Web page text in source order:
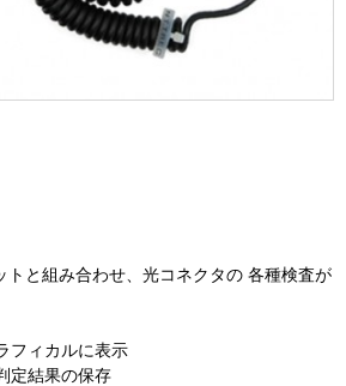
トと組み合わせ、光コネクタの 各種検査が
フィカルに表示
定結果の保存